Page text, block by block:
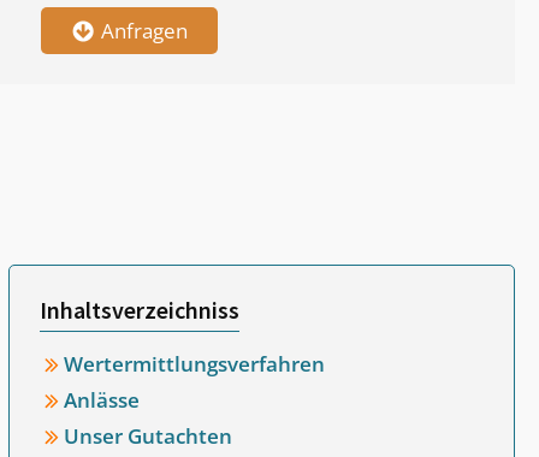
Anfragen
Inhaltsverzeichniss
Wertermittlungsverfahren
Anlässe
Unser Gutachten